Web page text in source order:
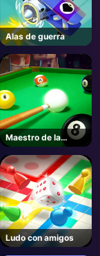
Alas de guerra
Maestro de la
piscina
Ludo con amigos